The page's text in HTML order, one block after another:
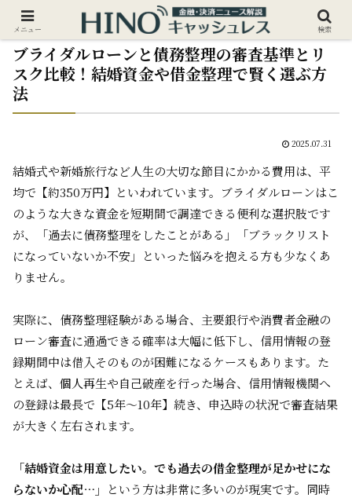
ブライダルローンと債務整理の審査基準とリ
スク比較！結婚資金や借金整理で賢く選ぶ方
法
2025.07.31
結婚式や新婚旅行など人生の大切な節目にかかる費用は、平
均で【約350万円】といわれています。ブライダルローンはこ
のような大きな資金を短期間で調達できる便利な選択肢です
が、「過去に債務整理をしたことがある」「ブラックリスト
になっていないか不安」といった悩みを抱える方も少なくあ
りません。
実際に、債務整理経験がある場合、主要銀行や消費者金融の
ローン審査に通過できる確率は大幅に低下し、信用情報の登
録期間中は借入そのものが困難になるケースもあります。た
とえば、個人再生や自己破産を行った場合、信用情報機関へ
の登録は最長で【5年～10年】続き、申込時の状況で審査結果
が大きく左右されます。
「結婚資金は用意したい。でも過去の借金整理が足かせにな
らないか心配…」
という方は非常に多いのが現実です。同時
メニュー 検索